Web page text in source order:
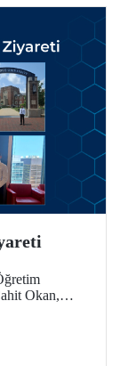
Okan,
gelen